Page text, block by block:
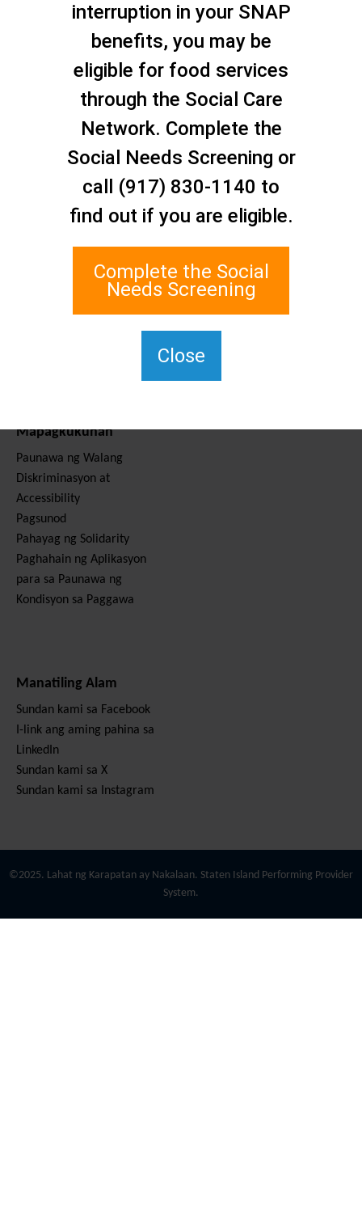
Makipag-ugnayan sa
Staten Island Social Care
1 Edgewater Plaza, Suite 700
Para sa TTY, i-dial ang 711.
ContactUs@northwell.edu
Mapagkukunan
Paunawa ng Walang
Diskriminasyon at
Accessibility
Pagsunod
Pahayag ng Solidarity
Paghahain ng Aplikasyon
para sa Paunawa ng
Kondisyon sa Paggawa
Manatiling Alam
Sundan kami sa Facebook
I-link ang aming pahina sa
LinkedIn
Sundan kami sa X
Sundan kami sa Instagram
©2025. Lahat ng Karapatan ay Nakalaan. Staten Island Performing Provider
System.
interruption in your SNAP
benefits, you may be
eligible for food services
through the Social Care
Network. Complete the
Social Needs Screening or
call (917) 830-1140 to
find out if you are eligible.
Complete the Social
Needs Screening
Close